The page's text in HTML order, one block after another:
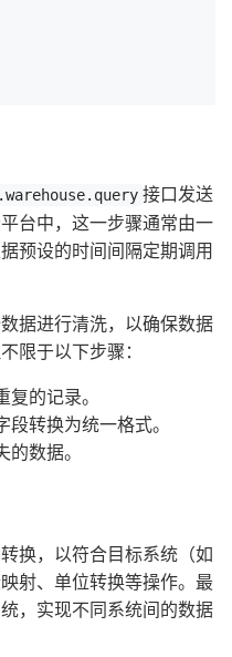
接口发送
台中，这一步骤通常由一
预设的时间间隔定期调用
据进行清洗，以确保数据
限于以下步骤：
的记录。
转换为统一格式。
数据。
换，以符合目标系统（如
射、单位转换等操作。最
，实现不同系统间的数据